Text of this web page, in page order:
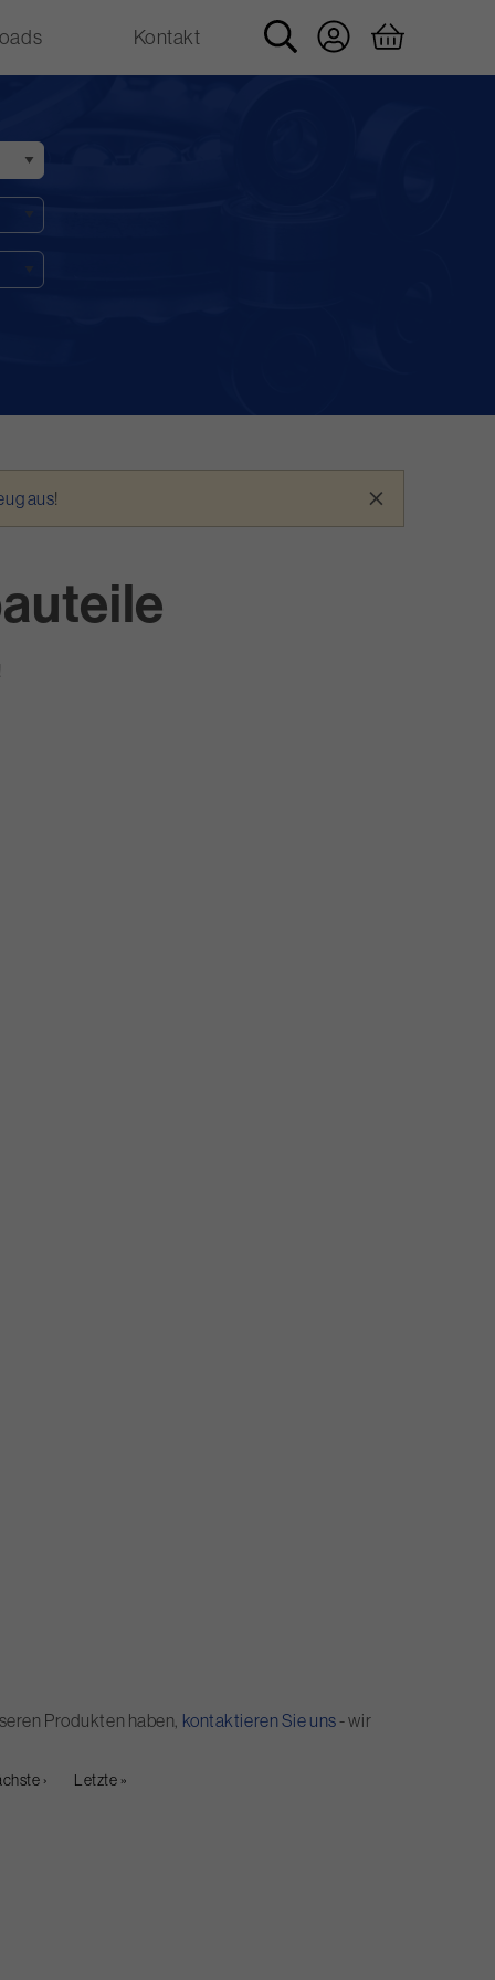
Kontakt
aus! ×
Produkten haben, kontaktieren Sie uns- wir
›
Letzte
Letzte »